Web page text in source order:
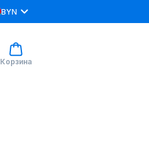
BYN
Корзина